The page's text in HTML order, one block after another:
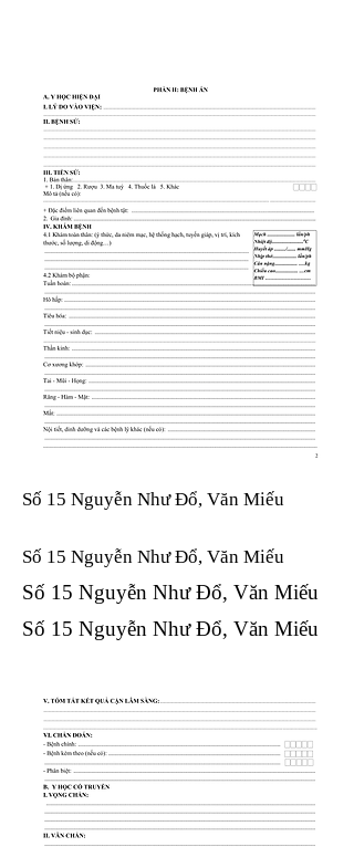
Số 15 Nguyễn Như Đổ, Văn Miếu
Số 15 Nguyễn Như Đổ, Văn Miếu​​​​
Số 15 Nguyễn Như Đổ, Văn Miếu​​​​
Số 15 Nguyễn Như Đổ, Văn Miếu​​​​